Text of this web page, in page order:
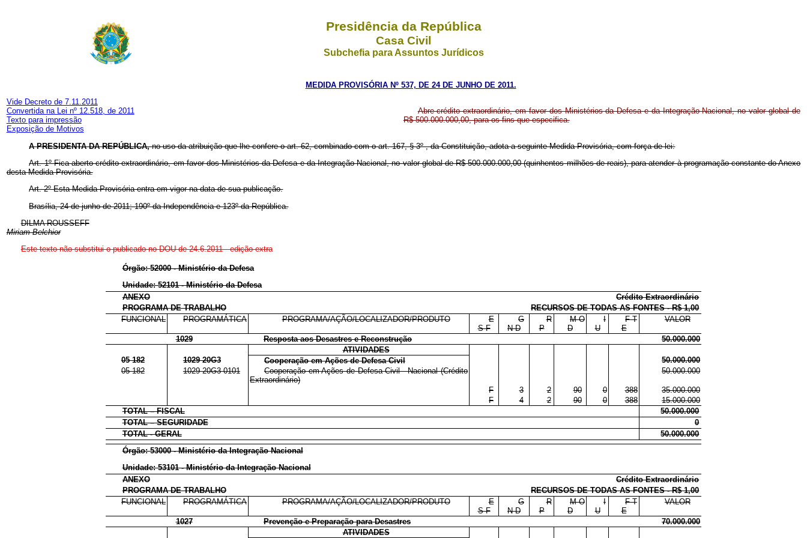
Presidência da República
Casa Civil
Subchefia para Assuntos Jurídicos
MEDIDA PROVISÓRIA Nº 537, DE 24 DE JUNHO DE 2011.
Vide Decreto de 7.11.2011
Convertida na Lei nº 12.518, de 2011
Texto para impressão
Exposição de Motivos
Abre crédito extraordinário, em favor dos Ministérios da Defesa e da Integração Nacional, no valor global de
R$ 500.000.000,00, para os fins que especifica.
APRESIDENTA DA REPÚBLICA,no uso da atribuição que lhe confere o art. 62, combinado com o art. 167, § 3º , da Constituição, adota a seguinte Medida Provisória, com força de lei:
Art. 1º Fica aberto crédito extraordinário, em favor dos Ministérios da Defesa e da Integração Nacional, no valor global de R$ 500.000.000,00 (quinhentos milhões de reais), para atender à programação constante do Anexo
desta Medida Provisória.
Art. 2º Esta Medida Provisória entra em vigor na data de sua publicação.
Brasília, 24 de junho de 2011; 190º da Independência e 123º da República.
DILMA ROUSSEFF
Miriam Belchior
Este texto não substitui o publicado no DOU de 24.6.2011 - edição extra
Órgão: 52000 - Ministério da Defesa
Unidade: 52101 - Ministério da Defesa
ANEXO
Crédito Extraordinário
PROGRAMA DE TRABALHO
RECURSOS DE TODAS AS FONTES - R$ 1,00
FUNCIONAL
PROGRAMÁTICA PROGRAMA/AÇÃO/LOCALIZADOR/PRODUTO
E
S F
G
N D
R
P
M O
D
I
U
F T
E
VALOR
1029 Resposta aos Desastres e Reconstrução
50.000.000
ATIVIDADES
05 182
1029 20G3 Cooperação em Ações de Defesa Civil
50.000.000
05 182
1029 20G3 0101
Cooperação em Ações de Defesa Civil - Nacional (Crédito
Extraordinário)
50.000.000
F 3 2 90 0 388
35.000.000
F
4 2 90 0 388
15.000.000
TOTAL – FISCAL
50.000.000
TOTAL – SEGURIDADE
0
TOTAL - GERAL
50.000.000
Órgão: 53000 - Ministério da Integração Nacional
Unidade: 53101 - Ministério da Integração Nacional
ANEXO
Crédito Extraordinário
PROGRAMA DE TRABALHO
RECURSOS DE TODAS AS FONTES - R$ 1,00
FUNCIONAL
PROGRAMÁTICA PROGRAMA/AÇÃO/LOCALIZADOR/PRODUTO
E
S F
G
N D
R
P
M O
D
I
U
F T
E
VALOR
1027 Prevenção e Preparação para Desastres
70.000.000
ATIVIDADES